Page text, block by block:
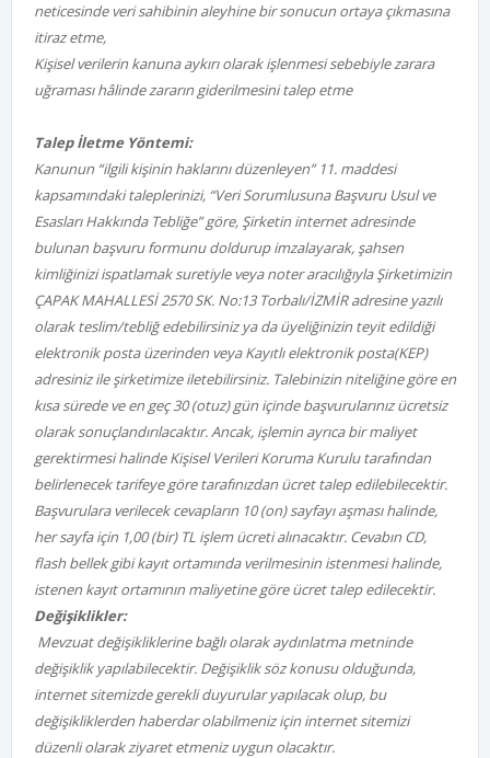
neticesinde veri sahibinin aleyhine bir sonucun ortaya çıkmasına
itiraz etme,
Kişisel verilerin kanuna aykırı olarak işlenmesi sebebiyle zarara
uğraması hâlinde zararın giderilmesini talep etme
Talep İletme Yöntemi:
Kanunun “ilgili kişinin haklarını düzenleyen” 11. maddesi
kapsamındaki taleplerinizi, “Veri Sorumlusuna Başvuru Usul ve
Esasları Hakkında Tebliğe” göre, Şirketin internet adresinde
bulunan başvuru formunu doldurup imzalayarak, şahsen
kimliğinizi ispatlamak suretiyle veya noter aracılığıyla Şirketimizin
ÇAPAK MAHALLESİ 2570 SK. No:13 Torbalı/İZMİR adresine yazılı
olarak teslim/tebliğ edebilirsiniz ya da üyeliğinizin teyit edildiği
elektronik posta üzerinden veya Kayıtlı elektronik posta(KEP)
adresiniz ile şirketimize iletebilirsiniz. Talebinizin niteliğine göre en
kısa sürede ve en geç 30 (otuz) gün içinde başvurularınız ücretsiz
olarak sonuçlandırılacaktır. Ancak, işlemin ayrıca bir maliyet
gerektirmesi halinde Kişisel Verileri Koruma Kurulu tarafından
belirlenecek tarifeye göre tarafınızdan ücret talep edilebilecektir.
Başvurulara verilecek cevapların 10 (on) sayfayı aşması halinde,
her sayfa için 1,00 (bir) TL işlem ücreti alınacaktır. Cevabın CD,
flash bellek gibi kayıt ortamında verilmesinin istenmesi halinde,
istenen kayıt ortamının maliyetine göre ücret talep edilecektir.
Değişiklikler:
Mevzuat değişikliklerine bağlı olarak aydınlatma metninde
değişiklik yapılabilecektir. Değişiklik söz konusu olduğunda,
internet sitemizde gerekli duyurular yapılacak olup, bu
değişikliklerden haberdar olabilmeniz için internet sitemizi
düzenli olarak ziyaret etmeniz uygun olacaktır.